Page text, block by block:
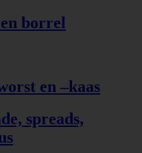
borrel
en –kaas
spreads,